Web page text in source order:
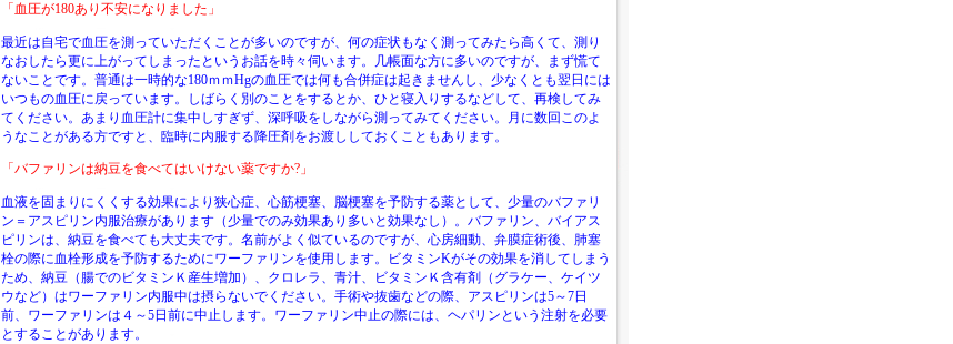
「血圧が180あり不安になりました」
最近は自宅で血圧を測っていただくことが多いのですが、何の症状もなく測ってみたら高くて、測り
なおしたら更に上がってしまったというお話を時々伺います。几帳面な方に多いのですが、まず慌て
ないことです。普通は一時的な180ｍｍHgの血圧では何も合併症は起きませんし、少なくとも翌日には
いつもの血圧に戻っています。しばらく別のことをするとか、ひと寝入りするなどして、再検してみ
てください。あまり血圧計に集中しすぎず、深呼吸をしながら測ってみてください。月に数回このよ
うなことがある方ですと、臨時に内服する降圧剤をお渡ししておくこともあります。
「バファリンは納豆を食べてはいけない薬ですか?」
血液を固まりにくくする効果により狭心症、心筋梗塞、脳梗塞を予防する薬として、少量のバファリ
ン＝アスピリン内服治療があります（少量でのみ効果あり多いと効果なし）。バファリン、バイアス
ピリンは、納豆を食べても大丈夫です。名前がよく似ているのですが、心房細動、弁膜症術後、肺塞
栓の際に血栓形成を予防するためにワーファリンを使用します。ビタミンKがその効果を消してしまう
ため、納豆（腸でのビタミンＫ産生増加）、クロレラ、青汁、ビタミンＫ含有剤（グラケー、ケイツ
ウなど）はワーファリン内服中は摂らないでください。手術や抜歯などの際、アスピリンは5～7日
前、ワーファリンは４～5日前に中止します。ワーファリン中止の際には、ヘパリンという注射を必要
とすることがあります。